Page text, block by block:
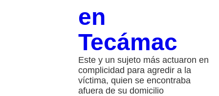
en
Tecámac
Este y un sujeto más actuaron en
complicidad para agredir a la
víctima, quien se encontraba
afuera de su domicilio